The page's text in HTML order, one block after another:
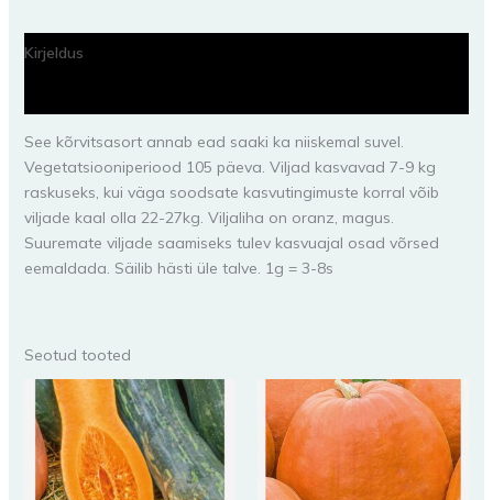
Kirjeldus
See kõrvitsasort annab ead saaki ka niiskemal suvel.
Vegetatsiooniperiood 105 päeva. Viljad kasvavad 7-9 kg
raskuseks, kui väga soodsate kasvutingimuste korral võib
viljade kaal olla 22-27kg. Viljaliha on oranz, magus.
Suuremate viljade saamiseks tulev kasvuajal osad võrsed
eemaldada. Säilib hästi üle talve. 1g = 3-8s
Seotud tooted